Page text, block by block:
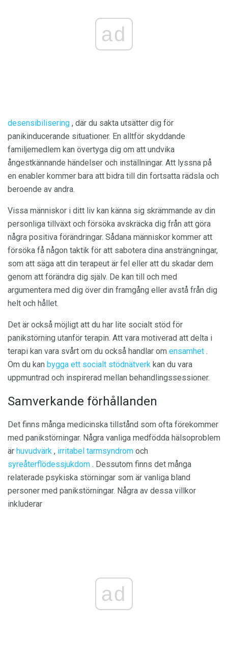
ad
desensibilisering , där du sakta utsätter dig för
panikinducerande situationer. En alltför skyddande
familjemedlem kan övertyga dig om att undvika
ångestkännande händelser och inställningar. Att lyssna på
en enabler kommer bara att bidra till din fortsatta rädsla och
beroende av andra.
Vissa människor i ditt liv kan känna sig skrämmande av din
personliga tillväxt och försöka avskräcka dig från att göra
några positiva förändringar. Sådana människor kommer att
försöka få någon taktik för att sabotera dina ansträngningar,
som att säga att din terapeut är fel eller att du skadar dem
genom att förändra dig själv. De kan till och med
argumentera med dig över din framgång eller avstå från dig
helt och hållet.
Det är också möjligt att du har lite socialt stöd för
panikstörning utanför terapin. Att vara motiverad att delta i
terapi kan vara svårt om du också handlar om ensamhet .
Om du kan bygga ett socialt stödnätverk kan du vara
uppmuntrad och inspirerad mellan behandlingssessioner.
Samverkande förhållanden
Det finns många medicinska tillstånd som ofta förekommer
med panikstörningar. Några vanliga medfödda hälsoproblem
är huvudvärk , irritabel tarmsyndrom och
syreåterflödessjukdom . Dessutom finns det många
relaterade psykiska störningar som är vanliga bland
personer med panikstörningar. Några av dessa villkor
inkluderar
ad